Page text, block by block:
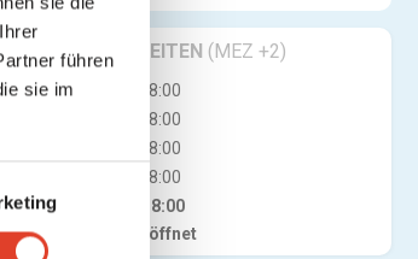
führen
sie im
GESCHÄFTSZEITEN (MEZ +2)
Di
08:00 - 18:00
08:00 - 18:00
08:00 - 18:00
08:00 - 18:00
Sa
08:00 - 18:00
Jetzt geöffnet